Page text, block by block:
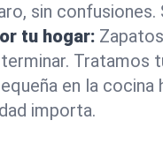
sin
tu hogar:
en la
importa.